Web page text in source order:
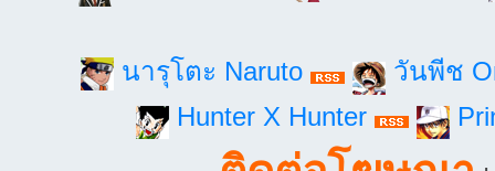
นารุโตะ Naruto
วันพีช
Hunter X Hunter